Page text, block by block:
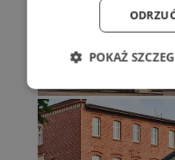
POKAŻ
Niezbędne